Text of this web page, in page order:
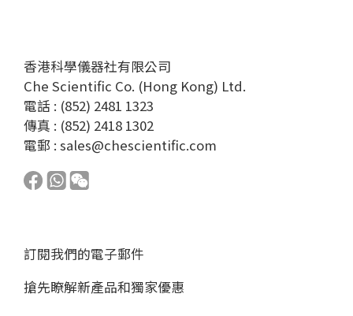
香港科學儀器社有限公司
Che Scientific Co. (Hong Kong) Ltd.
電話 : (852) 2481 1323
傳真 : (852) 2418 1302
電郵 : sales@chescientific.com
訂閱我們的電子郵件
搶先瞭解新產品和獨家優惠